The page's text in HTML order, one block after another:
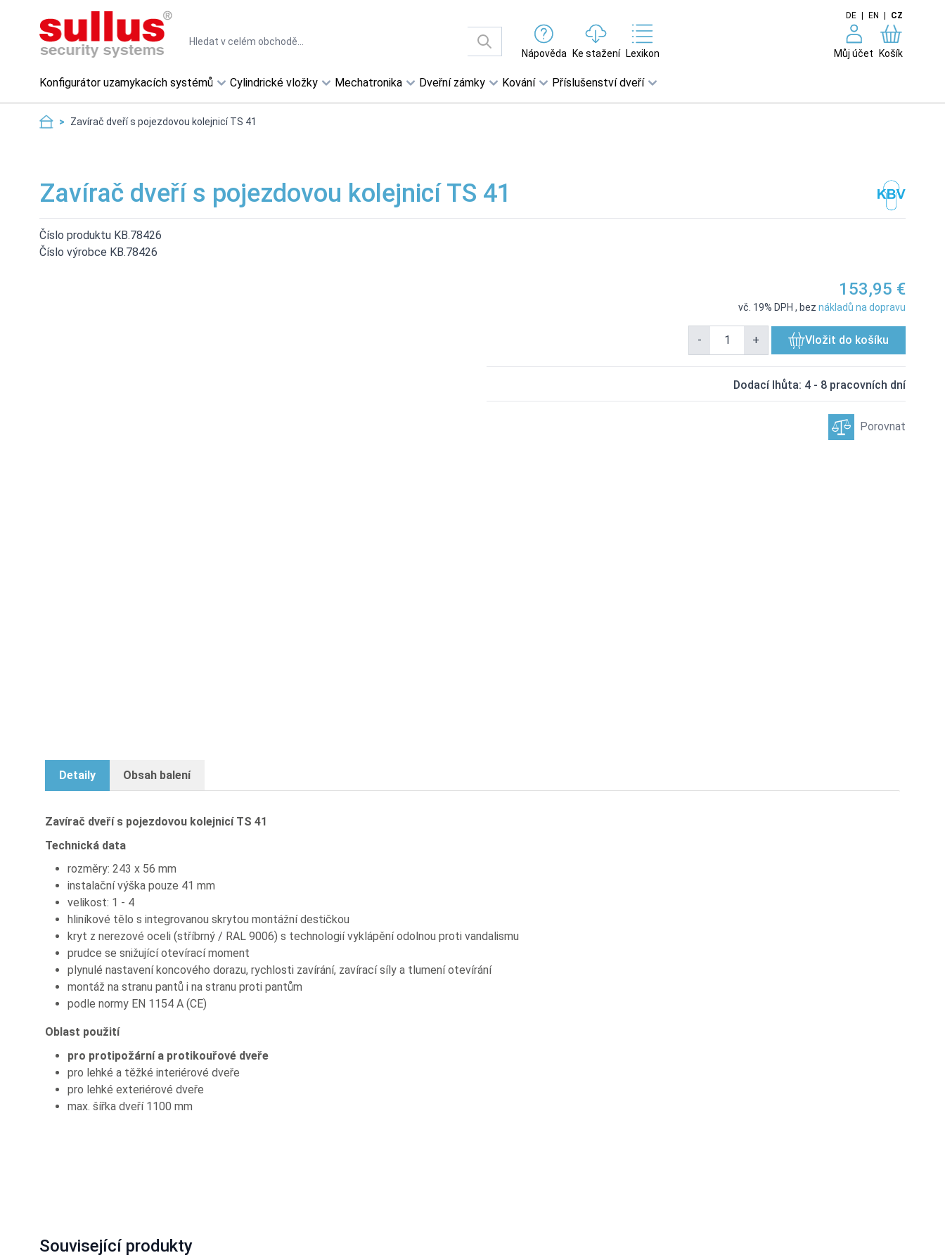
DE EN CZ
Nápověda
Ke stažení Lexikon Můj účet Košík
Konfigurátor uzamykacích systémů Cylindrické vložky Mechatronika Dveřní zámky Kování Příslušenství dveří
> Zavírač dveří s pojezdovou kolejnicí TS 41
Zavírač dveří s pojezdovou kolejnicí TS 41
Číslo produktu KB.78426
Číslo výrobce KB.78426
153,95 €
vč. 19% DPH , bez nákladů na dopravu
- + Vložit do košíku
Dodací lhůta: 4 - 8 pracovních dní
Porovnat
Detaily Obsah balení
Zavírač dveří s pojezdovou kolejnicí TS 41
Technická data
rozměry: 243 x 56 mm
instalační výška pouze 41 mm
velikost: 1 - 4
hliníkové tělo s integrovanou skrytou montážní destičkou
kryt z nerezové oceli (stříbrný / RAL 9006) s technologií vyklápění odolnou proti vandalismu
prudce se snižující otevírací moment
plynulé nastavení koncového dorazu, rychlosti zavírání, zavírací síly a tlumení otevírání
montáž na stranu pantů i na stranu proti pantům
podle normy EN 1154 A (CE)
Oblast použití
pro protipožární a protikouřové dveře
pro lehké a těžké interiérové dveře
pro lehké exteriérové dveře
max. šířka dveří 1100 mm
Související produkty